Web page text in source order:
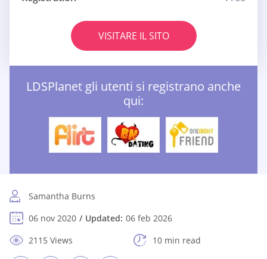
VISITARE IL SITO
LDSPlanet gli utenti si registrano anche
qui:
Samantha Burns
06 nov 2020
Updated: 06 feb 2026
2115 Views
10 min read